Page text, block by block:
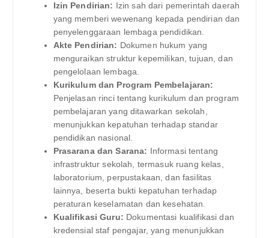
Izin Pendirian: Izin sah dari pemerintah daerah
yang memberi wewenang kepada pendirian dan
penyelenggaraan lembaga pendidikan.
Akte Pendirian: Dokumen hukum yang
menguraikan struktur kepemilikan, tujuan, dan
pengelolaan lembaga.
Kurikulum dan Program Pembelajaran:
Penjelasan rinci tentang kurikulum dan program
pembelajaran yang ditawarkan sekolah,
menunjukkan kepatuhan terhadap standar
pendidikan nasional.
Prasarana dan Sarana: Informasi tentang
infrastruktur sekolah, termasuk ruang kelas,
laboratorium, perpustakaan, dan fasilitas
lainnya, beserta bukti kepatuhan terhadap
peraturan keselamatan dan kesehatan.
Kualifikasi Guru: Dokumentasi kualifikasi dan
kredensial staf pengajar, yang menunjukkan